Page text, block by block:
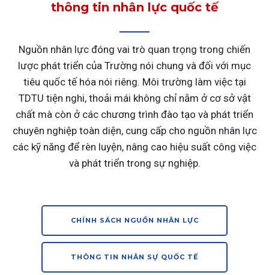
thông tin nhân lực quốc tế
Nguồn nhân lực đóng vai trò quan trọng trong chiến
lược phát triển của Trường nói chung và đối với mục
tiêu quốc tế hóa nói riêng. Môi trường làm việc tại
TDTU tiện nghi, thoải mái không chỉ nằm ở cơ sở vật
chất mà còn ở các chương trình đào tạo và phát triển
chuyên nghiệp toàn diện, cung cấp cho nguồn nhân lực
các kỹ năng để rèn luyện, nâng cao hiệu suất công việc
và phát triển trong sự nghiệp.
CHÍNH SÁCH NGUỒN NHÂN LỰC
THÔNG TIN NHÂN SỰ QUỐC TẾ